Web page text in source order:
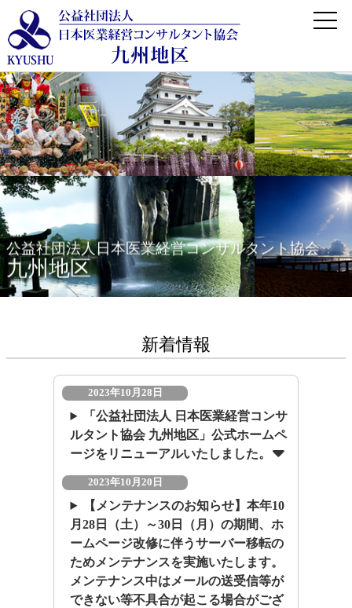
公益社団法人日本医業経営コンサルタント協会
九州地区
新着情報
2023年10月28日
「公益社団法人 日本医業経営コンサ
ルタント協会 九州地区」公式ホームペ
ージをリニューアルいたしました。
2023年10月20日
【メンテナンスのお知らせ】本年10
月28日（土）～30日（月）の期間、ホ
ームページ改修に伴うサーバー移転の
ためメンテナンスを実施いたします。
メンテナンス中はメールの送受信等が
できない等不具合が起こる場合がござ